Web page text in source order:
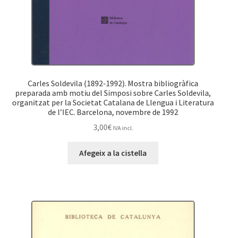
Carles Soldevila (1892-1992). Mostra bibliogràfica
preparada amb motiu del Simposi sobre Carles Soldevila,
organitzat per la Societat Catalana de Llengua i Literatura
de l’IEC. Barcelona, novembre de 1992
3,00€ IVA incl.
Afegeix a la cistella